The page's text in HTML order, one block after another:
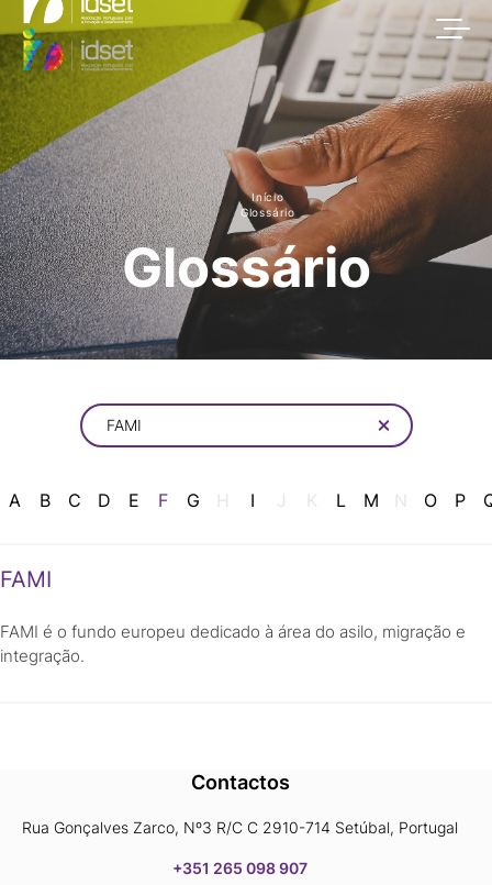
Início
Glossário
Glossário
FAMI
A B C D E F G H I J K L M N O P
FAMI
FAMI é o fundo europeu dedicado à área do asilo, migração e
integração.
Contactos
Rua Gonçalves Zarco, Nº3 R/C C 2910-714 Setúbal, Portugal
+351 265 098 907